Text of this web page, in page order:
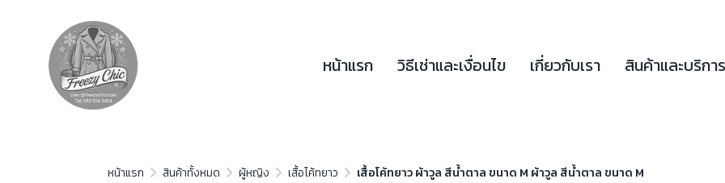
หน้าแรก วิธีเช่าและเงื่อนไข เกี่ยวกับเรา สินค้าและบริการ
หน้าแรก สินค้าทั้งหมด ผู้หญิง เสื้อโค้ทยาว เสื้อโค้ทยาว ผ้าวูล สีน้ำตาล ขนาด M ผ้าวูล สีน้ำตาล ขนาด M